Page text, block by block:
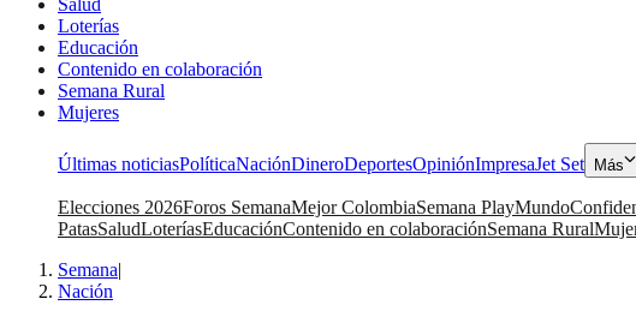
Salud
Loterías
Educación
Contenido en colaboración
Semana Rural
Mujeres
Últimas noticiasPolíticaNaciónDineroDeportesOpiniónImpresaJet Set Más
Elecciones 2026Foros SemanaMejor ColombiaSemana PlayMundo
PatasSaludLoteríasEducaciónContenido en colaboraciónSemana Rural
Semana|
Nación